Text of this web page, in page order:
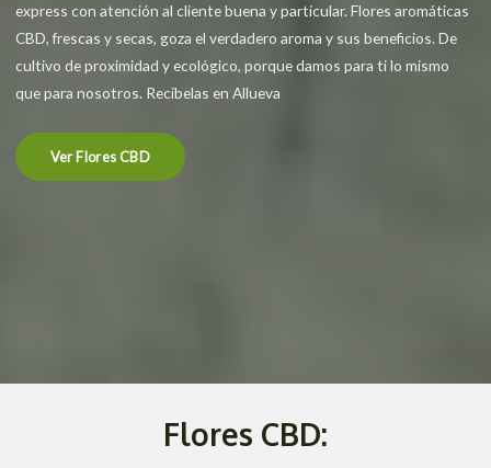
express con atención al cliente buena y particular. Flores aromáticas
CBD, frescas y secas, goza el verdadero aroma y sus beneficios. De
cultivo de proximidad y ecológico, porque damos para ti lo mismo
que para nosotros. Recíbelas en Allueva
Ver Flores CBD
Flores CBD: